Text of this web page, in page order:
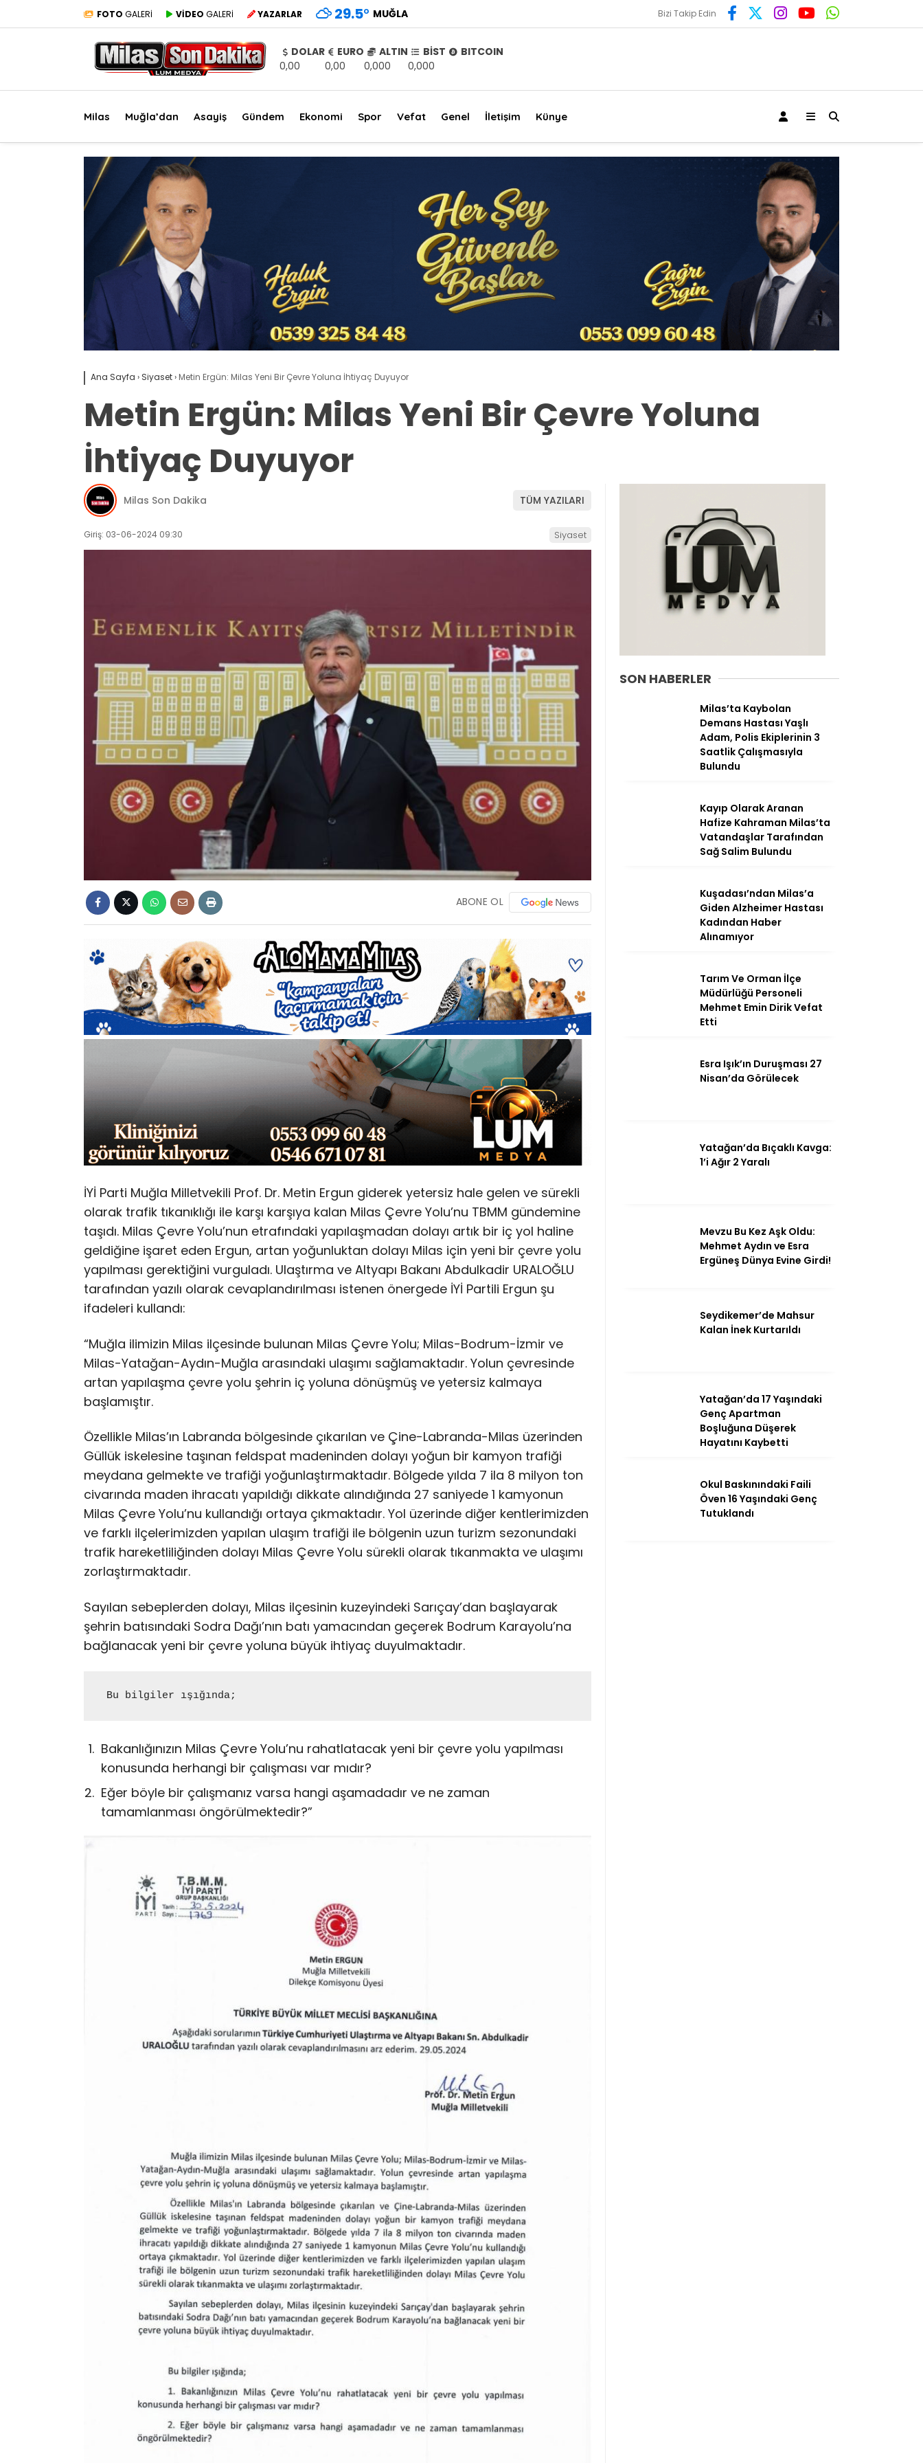
Milas
Spor
Genel
İletişim
Künye
WhatsApp
İhbar Hattı
Facebook
FOTO GALERİ VİDEO GALERİ YAZARLAR 29.5° MUĞLA Bizi Takip Edin
DOLAR
0,00
EURO
0,00
ALTIN
0,000
BİST
0,000
BITCOIN
Milas Muğla’dan Asayiş Gündem Ekonomi Spor Vefat Genel İletişim Künye
Ana Sayfa › Siyaset› Metin Ergün: Milas Yeni Bir Çevre Yoluna İhtiyaç Duyuyor
Metin Ergün: Milas Yeni Bir Çevre Yoluna
İhtiyaç Duyuyor
Milas Son Dakika TÜM YAZILARI
Giriş: 03-06-2024 09:30 Siyaset
ABONE OL
İYİ Parti Muğla Milletvekili Prof. Dr. Metin Ergun giderek yetersiz hale gelen ve sürekli
olarak trafik tıkanıklığı ile karşı karşıya kalan Milas Çevre Yolu’nu TBMM gündemine
taşıdı. Milas Çevre Yolu’nun etrafındaki yapılaşmadan dolayı artık bir iç yol haline
geldiğine işaret eden Ergun, artan yoğunluktan dolayı Milas için yeni bir çevre yolu
yapılması gerektiğini vurguladı. Ulaştırma ve Altyapı Bakanı Abdulkadir URALOĞLU
tarafından yazılı olarak cevaplandırılması istenen önergede İYİ Partili Ergun şu
ifadeleri kullandı:
“Muğla ilimizin Milas ilçesinde bulunan Milas Çevre Yolu; Milas-Bodrum-İzmir ve
Milas-Yatağan-Aydın-Muğla arasındaki ulaşımı sağlamaktadır. Yolun çevresinde
artan yapılaşma çevre yolu şehrin iç yoluna dönüşmüş ve yetersiz kalmaya
başlamıştır.
Özellikle Milas’ın Labranda bölgesinde çıkarılan ve Çine-Labranda-Milas üzerinden
Güllük iskelesine taşınan feldspat madeninden dolayı yoğun bir kamyon trafiği
meydana gelmekte ve trafiği yoğunlaştırmaktadır. Bölgede yılda 7 ila 8 milyon ton
civarında maden ihracatı yapıldığı dikkate alındığında 27 saniyede 1 kamyonun
Milas Çevre Yolu’nu kullandığı ortaya çıkmaktadır. Yol üzerinde diğer kentlerimizden
ve farklı ilçelerimizden yapılan ulaşım trafiği ile bölgenin uzun turizm sezonundaki
trafik hareketliliğinden dolayı Milas Çevre Yolu sürekli olarak tıkanmakta ve ulaşımı
zorlaştırmaktadır.
Sayılan sebeplerden dolayı, Milas ilçesinin kuzeyindeki Sarıçay’dan başlayarak
şehrin batısındaki Sodra Dağı’nın batı yamacından geçerek Bodrum Karayolu’na
bağlanacak yeni bir çevre yoluna büyük ihtiyaç duyulmaktadır.
Bu bilgiler ışığında;
Bakanlığınızın Milas Çevre Yolu’nu rahatlatacak yeni bir çevre yolu yapılması
konusunda herhangi bir çalışması var mıdır?
Eğer böyle bir çalışmanız varsa hangi aşamadadır ve ne zaman
tamamlanması öngörülmektedir?”
SON HABERLER
Milas’ta Kaybolan
Demans Hastası Yaşlı
Adam, Polis Ekiplerinin 3
Saatlik Çalışmasıyla
Bulundu
Kayıp Olarak Aranan
Hafize Kahraman Milas’ta
Vatandaşlar Tarafından
Sağ Salim Bulundu
Kuşadası’ndan Milas’a
Giden Alzheimer Hastası
Kadından Haber
Alınamıyor
Tarım Ve Orman İlçe
Müdürlüğü Personeli
Mehmet Emin Dirik Vefat
Etti
Esra Işık’ın Duruşması 27
Nisan’da Görülecek
Yatağan’da Bıçaklı Kavga:
1’i Ağır 2 Yaralı
Mevzu Bu Kez Aşk Oldu:
Mehmet Aydın ve Esra
Ergüneş Dünya Evine Girdi!
Seydikemer’de Mahsur
Kalan İnek Kurtarıldı
Yatağan’da 17 Yaşındaki
Genç Apartman
Boşluğuna Düşerek
Hayatını Kaybetti
Okul Baskınındaki Faili
Öven 16 Yaşındaki Genç
Tutuklandı